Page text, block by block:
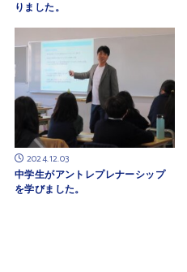
りました。
2024.12.03
中学生がアントレプレナーシップ
を学びました。